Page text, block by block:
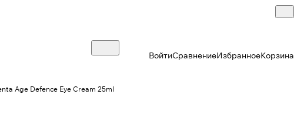
ВойтиСравнениеИзбранноеКорзина
Age Defenсe Eye Cream 25ml